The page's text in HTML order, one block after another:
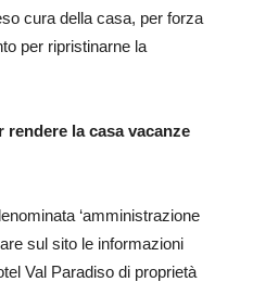
cura della casa, per forza
per ripristinarne la
la casa vacanze
‘amministrazione
sul sito le informazioni
Val Paradiso di proprietà